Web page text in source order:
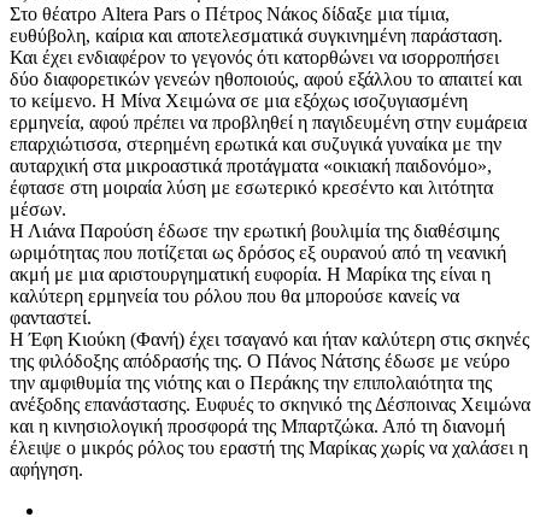
Στο θέατρο Altera Pars ο Πέτρος Νάκος δίδαξε μια τίμια,
ευθύβολη, καίρια και αποτελεσματικά συγκινημένη παράσταση.
Και έχει ενδιαφέρον το γεγονός ότι κατορθώνει να ισορροπήσει
δύο διαφορετικών γενεών ηθοποιούς, αφού εξάλλου το απαιτεί και
το κείμενο. Η Μίνα Χειμώνα σε μια εξόχως ισοζυγιασμένη
ερμηνεία, αφού πρέπει να προβληθεί η παγιδευμένη στην ευμάρεια
επαρχιώτισσα, στερημένη ερωτικά και συζυγικά γυναίκα με την
αυταρχική στα μικροαστικά προτάγματα «οικιακή παιδονόμο»,
έφτασε στη μοιραία λύση με εσωτερικό κρεσέντο και λιτότητα
μέσων.
Η Λιάνα Παρούση έδωσε την ερωτική βουλιμία της διαθέσιμης
ωριμότητας που ποτίζεται ως δρόσος εξ ουρανού από τη νεανική
ακμή με μια αριστουργηματική ευφορία. Η Μαρίκα της είναι η
καλύτερη ερμηνεία του ρόλου που θα μπορούσε κανείς να
φανταστεί.
Η Έφη Κιούκη (Φανή) έχει τσαγανό και ήταν καλύτερη στις σκηνές
της φιλόδοξης απόδρασής της. Ο Πάνος Νάτσης έδωσε με νεύρο
την αμφιθυμία της νιότης και ο Περάκης την επιπολαιότητα της
ανέξοδης επανάστασης. Ευφυές το σκηνικό της Δέσποινας Χειμώνα
και η κινησιολογική προσφορά της Μπαρτζώκα. Από τη διανομή
έλειψε ο μικρός ρόλος του εραστή της Μαρίκας χωρίς να χαλάσει η
αφήγηση.